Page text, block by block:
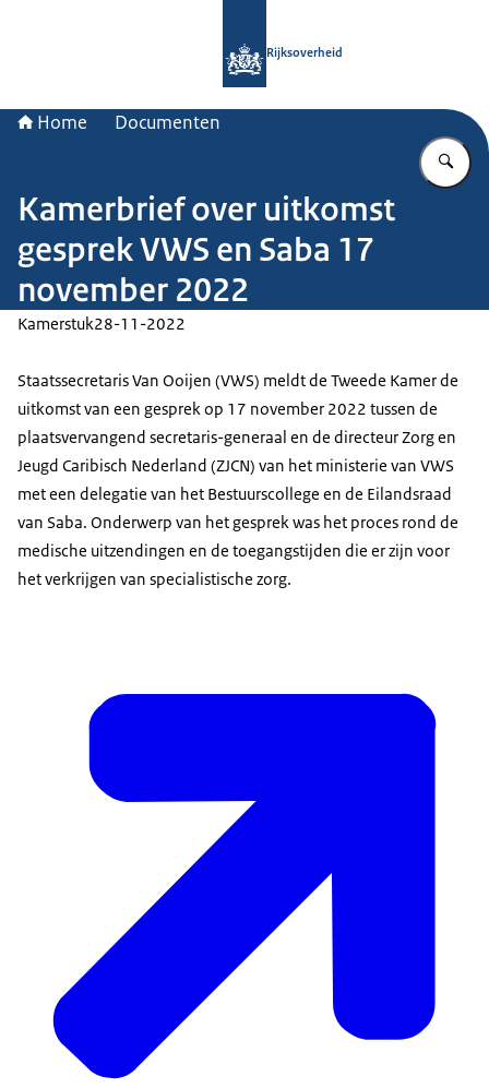
Rijksoverheid
Home Documenten
Kamerbrief over uitkomst
gesprek VWS en Saba 17
november 2022
Kamerstuk28-11-2022
Staatssecretaris Van Ooijen (VWS) meldt de Tweede Kamer de
uitkomst van een gesprek op 17 november 2022 tussen de
plaatsvervangend secretaris-generaal en de directeur Zorg en
Jeugd Caribisch Nederland (ZJCN) van het ministerie van VWS
met een delegatie van het Bestuurscollege en de Eilandsraad
van Saba. Onderwerp van het gesprek was het proces rond de
medische uitzendingen en de toegangstijden die er zijn voor
het verkrijgen van specialistische zorg.